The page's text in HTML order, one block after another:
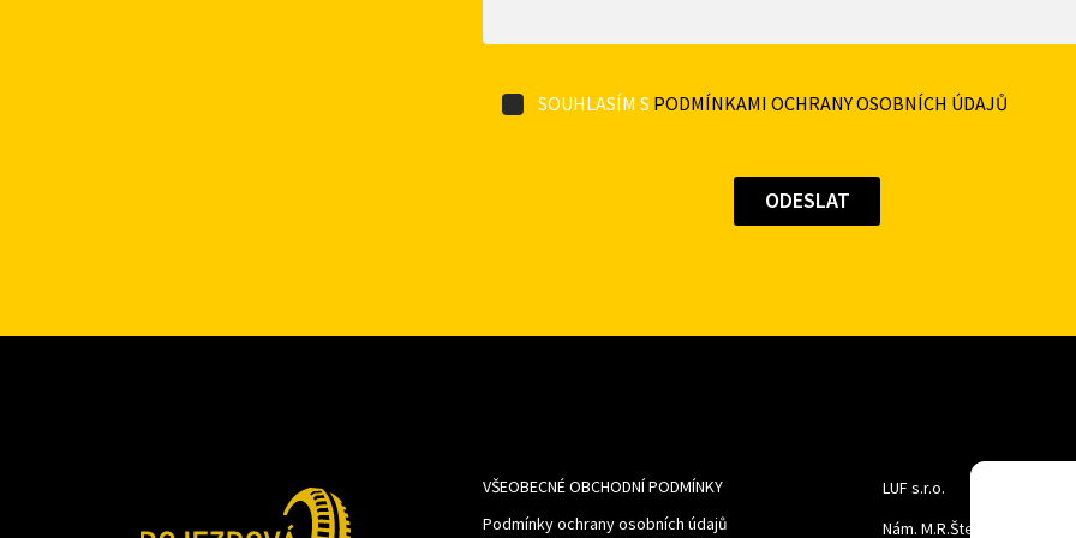
SOUHLASÍM S PODMÍNKAMI OCHRANY OSOBNÍCH ÚDAJŮ
VŠEOBECNÉ OBCHODNÍ PODMÍNKY
Podmínky ochrany osobních údajů
LUF s.r.o.
Nám. M.R.Štefanika 518,